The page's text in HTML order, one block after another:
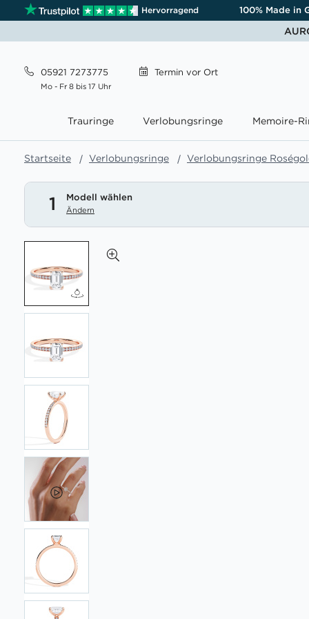
Hervorragend 100% Made in
05921 7273775
Mo - Fr 8 bis 17 Uhr
Termin vor Ort
Trauringe Verlobungsringe Memoire-
Startseite Verlobungsringe Verlobungsringe
1 Modell wählen
Ändern
der
Bildgalerie
springen